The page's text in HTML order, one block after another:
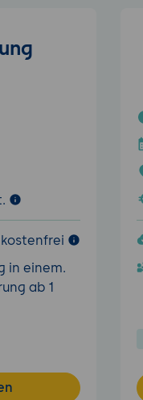
in einem.
ab 1